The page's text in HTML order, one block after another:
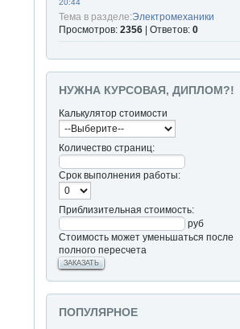
Тема в разделе:Электромеханики
Просмотров:2356 | Ответов:0
НУЖНА КУРСОВАЯ, ДИПЛОМ?!
Калькулятор стоимости
Количество страниц:
Срок выполнения работы:
Приблизительная стоимость:
руб
Стоимость может уменьшаться после
полного пересчета
ЗАКАЗАТЬ
ПОПУЛЯРНОЕ